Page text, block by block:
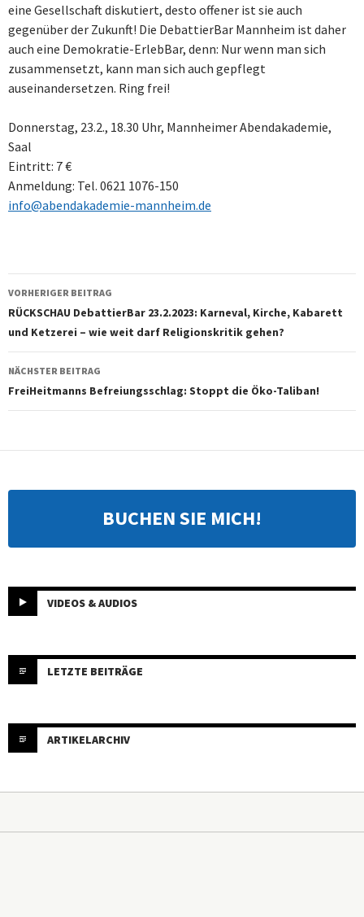
eine Gesellschaft diskutiert, desto offener ist sie auch
gegenüber der Zukunft! Die DebattierBar Mannheim ist daher
auch eine Demokratie-ErlebBar, denn: Nur wenn man sich
zusammensetzt, kann man sich auch gepflegt
auseinandersetzen. Ring frei!
Donnerstag, 23.2., 18.30 Uhr, Mannheimer Abendakademie,
Saal
Eintritt: 7 €
Anmeldung: Tel. 0621 1076-150
info@abendakademie-mannheim.de
Beitragsnavigation
VORHERIGER BEITRAG
RÜCKSCHAU DebattierBar 23.2.2023: Karneval, Kirche, Kabarett
und Ketzerei – wie weit darf Religionskritik gehen?
NÄCHSTER BEITRAG
FreiHeitmanns Befreiungsschlag: Stoppt die Öko-Taliban!
BUCHEN SIE MICH!
VIDEOS & AUDIOS
LETZTE BEITRÄGE
ARTIKELARCHIV